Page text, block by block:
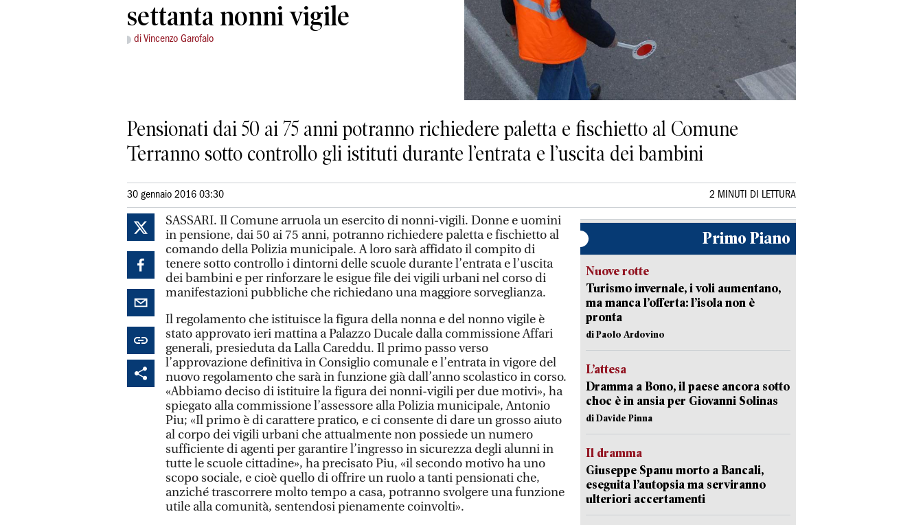
settanta nonni vigile
di Vincenzo Garofalo
Pensionati dai 50 ai 75 anni potranno richiedere paletta e fischietto al Comune
Terranno sotto controllo gli istituti durante l’entrata e l’uscita dei bambini
30 gennaio 2016 03:30 2 MINUTI DI LETTURA
SASSARI. Il Comune arruola un esercito di nonni-vigili. Donne e uomini
in pensione, dai 50 ai 75 anni, potranno richiedere paletta e fischietto al
comando della Polizia municipale. A loro sarà affidato il compito di
tenere sotto controllo i dintorni delle scuole durante l’entrata e l’uscita
dei bambini e per rinforzare le esigue file dei vigili urbani nel corso di
manifestazioni pubbliche che richiedano una maggiore sorveglianza.
Il regolamento che istituisce la figura della nonna e del nonno vigile è
stato approvato ieri mattina a Palazzo Ducale dalla commissione Affari
generali, presieduta da Lalla Careddu. Il primo passo verso
l’approvazione definitiva in Consiglio comunale e l’entrata in vigore del
nuovo regolamento che sarà in funzione già dall’anno scolastico in corso.
«Abbiamo deciso di istituire la figura dei nonni-vigili per due motivi», ha
spiegato alla commissione l’assessore alla Polizia municipale, Antonio
Piu; «Il primo è di carattere pratico, e ci consente di dare un grosso aiuto
al corpo dei vigili urbani che attualmente non possiede un numero
sufficiente di agenti per garantire l’ingresso in sicurezza degli alunni in
tutte le scuole cittadine», ha precisato Piu, «il secondo motivo ha uno
scopo sociale, e cioè quello di offrire un ruolo a tanti pensionati che,
anziché trascorrere molto tempo a casa, potranno svolgere una funzione
utile alla comunità, sentendosi pienamente coinvolti».
Primo Piano
Nuove rotte
Turismo invernale, i voli aumentano,
ma manca l’offerta: l’isola non è
pronta
di Paolo Ardovino
L’attesa
Dramma a Bono, il paese ancora sotto
choc è in ansia per Giovanni Solinas
di Davide Pinna
Il dramma
Giuseppe Spanu morto a Bancali,
eseguita l’autopsia ma serviranno
ulteriori accertamenti